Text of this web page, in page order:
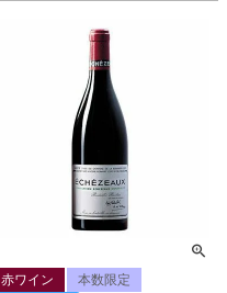
赤ワイン 本数限定